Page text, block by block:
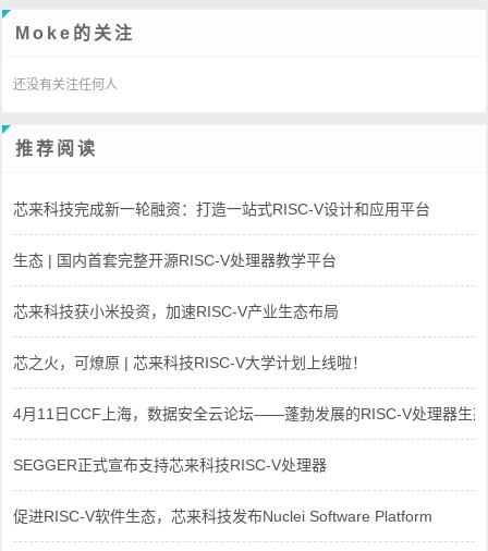
Moke的关注
还没有关注任何人
推荐阅读
芯来科技完成新一轮融资：打造一站式RISC-V设计和应用平台
生态 | 国内首套完整开源RISC-V处理器教学平台
芯来科技获小米投资，加速RISC-V产业生态布局
芯之火，可燎原 | 芯来科技RISC-V大学计划上线啦！
4月11日CCF上海，数据安全云论坛——蓬勃发展的RISC-V处理器生态
SEGGER正式宣布支持芯来科技RISC-V处理器
促进RISC-V软件生态，芯来科技发布Nuclei Software Platform